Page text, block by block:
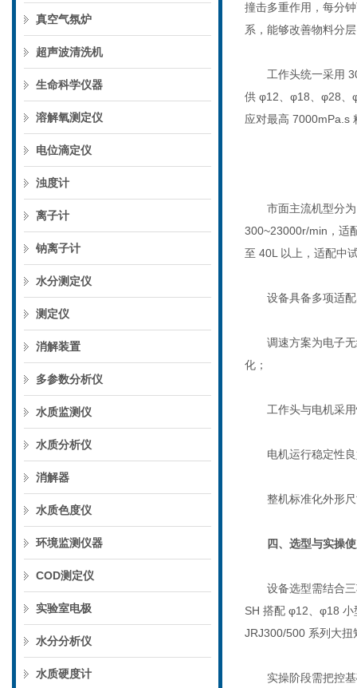
真空气氛炉
超声波清洗机
生命科学仪器
溶解氧测定仪
电位滴定仪
浊度计
离子计
钠离子计
水分测定仪
测定仪
消解装置
多参数分析仪
水质监测仪
水质分析仪
消解器
水质色度仪
环境监测仪器
COD测定仪
实验室电极
水分分析仪
水质硬度计
撞击多重作用，每分
系，能够改善物料分
工作头统一采用
供 φ12、φ18、φ28、
应对最高 7000mPa.s
市面主流机型分为
300~23000r/min，适
至 40L 以上，适配中
设备具备多项适配
调速方案为电子无
化；
工作头与电机采用
电机运行稳定性良
整机标准化外形尺
四、选型与实操
设备选型需结合三
SH 搭配 φ12、φ18 小
JRJ300/500 系列大
实操阶段需把控基